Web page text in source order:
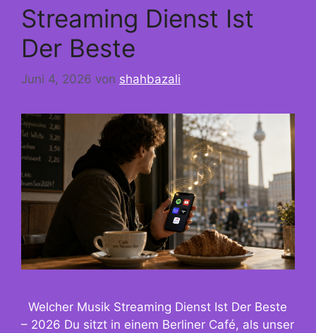
Streaming Dienst Ist
Der Beste
Juni 4, 2026 von shahbazali
Welcher Musik Streaming Dienst Ist Der Beste
– 2026 Du sitzt in einem Berliner Café, als unser